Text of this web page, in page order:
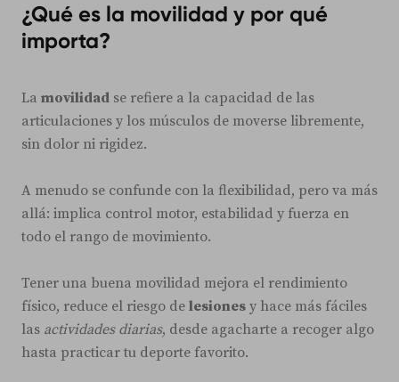
¿Qué es la movilidad y por qué
importa?
La movilidad se refiere a la capacidad de las
articulaciones y los músculos de moverse libremente,
sin dolor ni rigidez.
A menudo se confunde con la flexibilidad, pero va más
allá: implica control motor, estabilidad y fuerza en
todo el rango de movimiento.
Tener una buena movilidad mejora el rendimiento
físico, reduce el riesgo de lesiones y hace más fáciles
las actividades diarias, desde agacharte a recoger algo
hasta practicar tu deporte favorito.